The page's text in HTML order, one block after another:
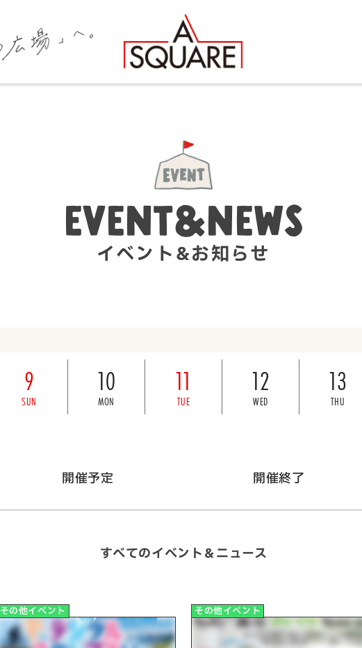
EVENT&NEWS
イベント&お知らせ
9
SUN
10
MON
11
TUE
12
WED
13
THU
開催予定 開催終了
すべてのイベント＆ニュース
その他イベント その他イベント